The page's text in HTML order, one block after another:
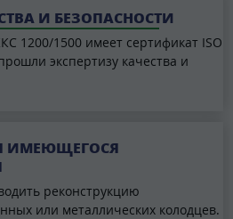
И БЕЗОПАСНОСТИ
1200/1500 имеет сертификат ISO
экспертизу качества и
ИМЕЮЩЕГОСЯ
реконструкцию
или металлических колодцев.